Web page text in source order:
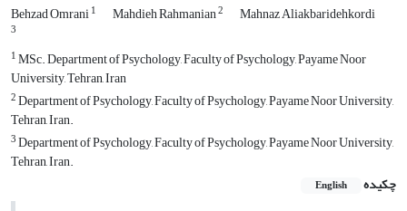
Behzad Omrani1 Mahdieh Rahmanian2 Mahnaz Aliakbaridehkordi
3
1MSc. Department of Psychology, Faculty of Psychology, Payame Noor
University, Tehran, Iran
2Department of Psychology, Faculty of Psychology, Payame Noor University,
Tehran, Iran.
3Department of Psychology, Faculty of Psychology, Payame Noor University,
Tehran, Iran.
چکیده
English